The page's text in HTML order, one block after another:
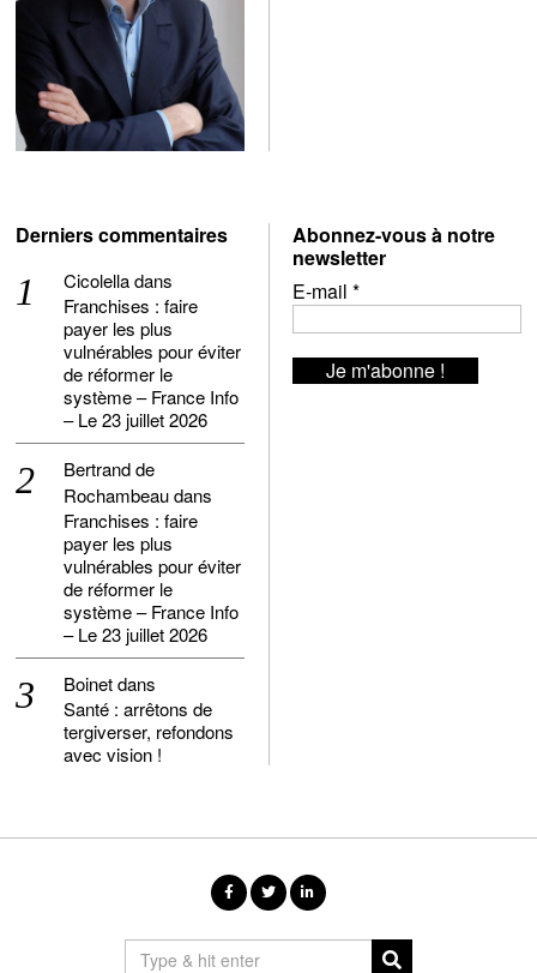
Derniers commentaires
Cicolelladans
Franchises : faire
payer les plus
vulnérables pour éviter
de réformer le
système – France Info
– Le 23 juillet 2026
Bertrand de
Rochambeaudans
Franchises : faire
payer les plus
vulnérables pour éviter
de réformer le
système – France Info
– Le 23 juillet 2026
Boinetdans
Santé : arrêtons de
tergiverser, refondons
avec vision !
Abonnez-vous à notre
newsletter
E-mail *